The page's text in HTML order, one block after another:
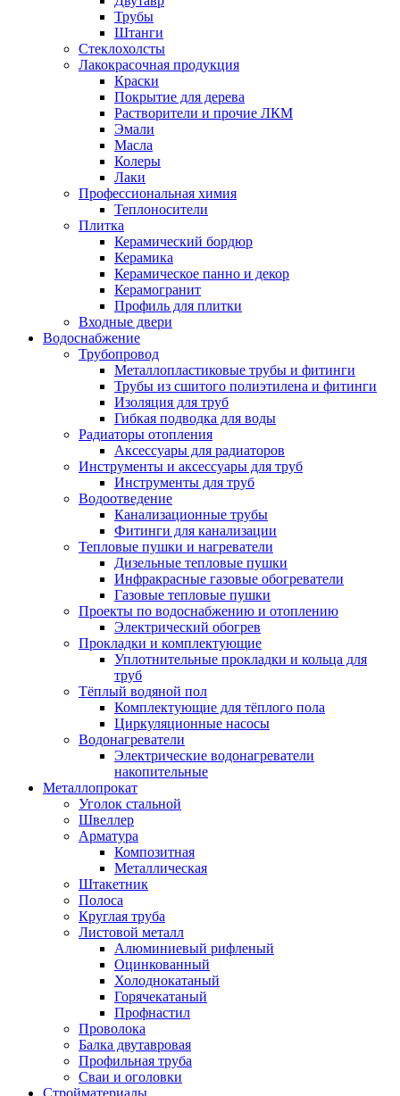
Трубы
Штанги
Стеклохолсты
Лакокрасочная продукция
Краски
Покрытие для дерева
Растворители и прочие ЛКМ
Эмали
Масла
Колеры
Лаки
Профессиональная химия
Теплоносители
Плитка
Керамический бордюр
Керамика
Керамическое панно и декор
Керамогранит
Профиль для плитки
Входные двери
Водоснабжение
Трубопровод
Металлопластиковые трубы и фитинги
Трубы из сшитого полиэтилена и фитинги
Изоляция для труб
Гибкая подводка для воды
Радиаторы отопления
Аксессуары для радиаторов
Инструменты и аксессуары для труб
Инструменты для труб
Водоотведение
Канализационные трубы
Фитинги для канализации
Тепловые пушки и нагреватели
Дизельные тепловые пушки
Инфракрасные газовые обогреватели
Газовые тепловые пушки
Проекты по водоснабжению и отоплению
Электрический обогрев
Прокладки и комплектующие
Уплотнительные прокладки и кольца для
труб
Тёплый водяной пол
Комплектующие для тёплого пола
Циркуляционные насосы
Водонагреватели
Электрические водонагреватели
накопительные
Металлопрокат
Уголок стальной
Швеллер
Арматура
Композитная
Металлическая
Штакетник
Полоса
Круглая труба
Листовой металл
Алюминиевый рифленый
Оцинкованный
Холоднокатаный
Горячекатаный
Профнастил
Проволока
Балка двутавровая
Профильная труба
Сваи и оголовки
Стройматериалы